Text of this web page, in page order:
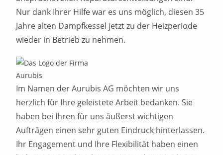
Nur dank Ihrer Hilfe war es uns möglich, diesen 35
Jahre alten Dampfkessel jetzt zu der Heizperiode
wieder in Betrieb zu nehmen.
Im Namen der Aurubis AG möchten wir uns
herzlich für Ihre geleistete Arbeit bedanken. Sie
haben bei Ihren für uns äußerst wichtigen
Aufträgen einen sehr guten Eindruck hinterlassen.
Ihr Engagement und Ihre Flexibilität haben einen